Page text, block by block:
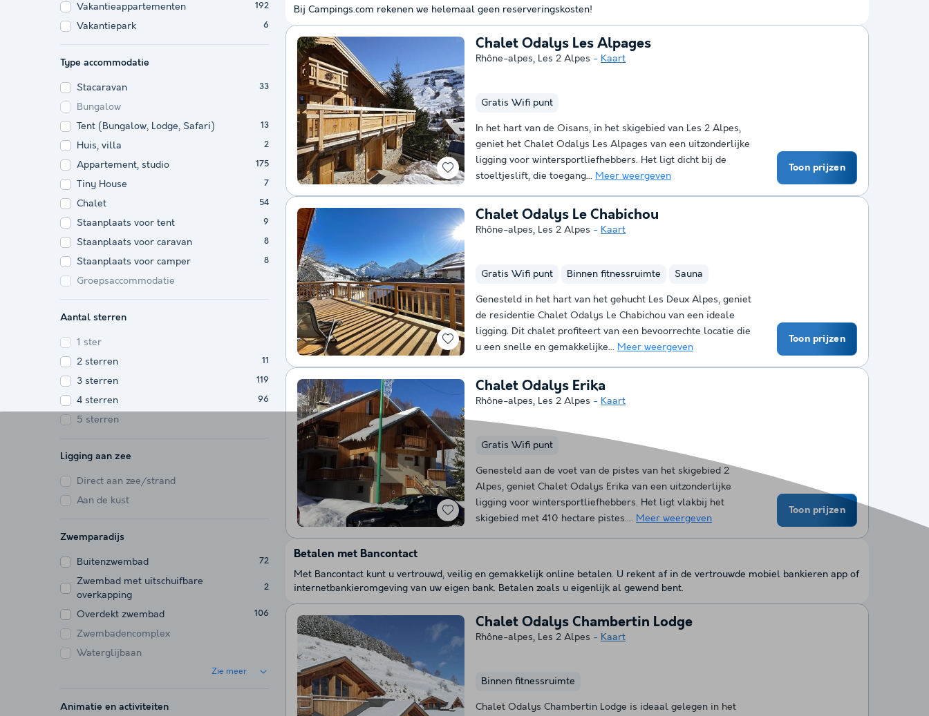
Vakantieappartementen 192
Vakantiepark 6
Type accommodatie
Stacaravan 33
Bungalow
Tent (Bungalow, Lodge, Safari)
13
Huis, villa 2
Appartement, studio 175
Tiny House 7
Chalet 54
Staanplaats voor tent 9
Staanplaats voor caravan 8
Staanplaats voor camper 8
Groepsaccommodatie
Aantal sterren
1 ster
2 sterren
11
3 sterren 119
4 sterren 96
5 sterren
Ligging aan zee
Direct aan zee/strand
Aan de kust
Zwemparadijs
Buitenzwembad 72
Zwembad met uitschuifbare
overkapping
2
Overdekt zwembad 106
Zwembadencomplex
Waterglijbaan
Zie meer
Animatie en activiteiten
Chalet Odalys Les Alpages
Rhône-alpes, Les 2 Alpes Kaart
Gratis Wifi punt
In het hart van de Oisans, in het skigebied van Les 2 Alpes,
geniet het Chalet Odalys Les Alpages van een uitzonderlijke
ligging voor wintersportliefhebbers. Het ligt dicht bij de
stoeltjeslift, die toegang... Meer weergeven
Toon prijzen
Chalet Odalys Le Chabichou
Rhône-alpes, Les 2 Alpes Kaart
Gratis Wifi punt Binnen fitnessruimte Sauna
Genesteld in het hart van het gehucht Les Deux Alpes, geniet
de residentie Chalet Odalys Le Chabichou van een ideale
ligging. Dit chalet profiteert van een bevoorrechte locatie die
u een snelle en gemakkelijke... Meer weergeven
Toon prijzen
Chalet Odalys Erika
Rhône-alpes, Les 2 Alpes Kaart
Gratis Wifi punt
Genesteld aan de voet van de pistes van het skigebied 2
Alpes, geniet Chalet Odalys Erika van een uitzonderlijke
ligging voor wintersportliefhebbers. Het ligt vlakbij het
skigebied met 410 hectare pistes.... Meer weergeven
Toon prijzen
Chalet Odalys Chambertin Lodge
Rhône-alpes, Les 2 Alpes Kaart
Binnen fitnessruimte
Chalet Odalys Chambertin Lodge is ideaal gelegen in het
Bij Campings.com rekenen we helemaal geen reserveringskosten!
Betalen met Bancontact
Met Bancontact kunt u vertrouwd, veilig en gemakkelijk online betalen. U rekent af in de vertrouwde mobiel bankieren app of
internetbankieromgeving van uw eigen bank. Betalen zoals u eigenlijk al gewend bent.